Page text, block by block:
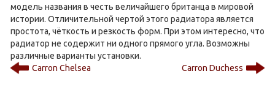
модель названия в честь величайшего британца в мировой
истории. Отличительной чертой этого радиатора является
простота, чёткость и резкость форм. При этом интересно, что
радиатор не содержит ни одного прямого угла. Возможны
различные варианты установки.
Carron Chelsea
Carron Duchess